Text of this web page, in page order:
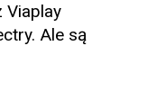
Viaplay
Ale są